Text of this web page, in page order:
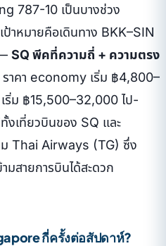
787-10 เป็นบางช่วง
ป้าหมายคือเดินทาง BKK–SIN
SQ พีคที่ความถี่ + ความตรง
ราคา economy เริ่ม ฿4,800–
ม ฿15,500–32,000 ไป-
งเที่ยวบินของ SQ และ
Thai Airways (TG) ซึ่ง
มสายการบินได้สะดวก
กี่ครั้งต่อสัปดาห์?